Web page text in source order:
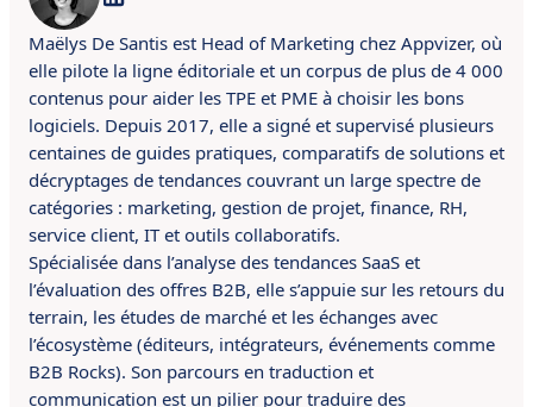
Maëlys De Santis est Head of Marketing chez Appvizer, où
elle pilote la ligne éditoriale et un corpus de plus de 4 000
contenus pour aider les TPE et PME à choisir les bons
logiciels. Depuis 2017, elle a signé et supervisé plusieurs
centaines de guides pratiques, comparatifs de solutions et
décryptages de tendances couvrant un large spectre de
catégories : marketing, gestion de projet, finance, RH,
service client, IT et outils collaboratifs.
Spécialisée dans l’analyse des tendances SaaS et
l’évaluation des offres B2B, elle s’appuie sur les retours du
terrain, les études de marché et les échanges avec
l’écosystème (éditeurs, intégrateurs, événements comme
B2B Rocks). Son parcours en traduction et
communication est un pilier pour traduire des